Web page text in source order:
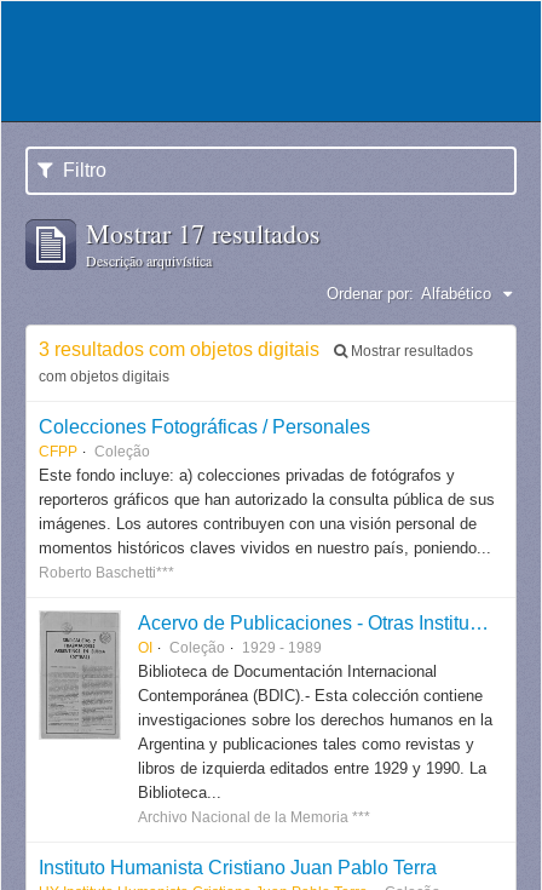
Filtro
Mostrar 17 resultados
Descrição arquivística
Ordenar por: Alfabético
3 resultados com objetos digitais
Mostrar resultados
com objetos digitais
Colecciones Fotográficas / Personales
CFPP Coleção
Este fondo incluye: a) colecciones privadas de fotógrafos y
reporteros gráficos que han autorizado la consulta pública de sus
imágenes. Los autores contribuyen con una visión personal de
momentos históricos claves vividos en nuestro país, poniendo...
Roberto Baschetti***
Acervo de Publicaciones - Otras Instituciones
OI Coleção 1929 - 1989
Biblioteca de Documentación Internacional
Contemporánea (BDIC).- Esta colección contiene
investigaciones sobre los derechos humanos en la
Argentina y publicaciones tales como revistas y
libros de izquierda editados entre 1929 y 1990. La
Biblioteca...
Archivo Nacional de la Memoria ***
Instituto Humanista Cristiano Juan Pablo Terra